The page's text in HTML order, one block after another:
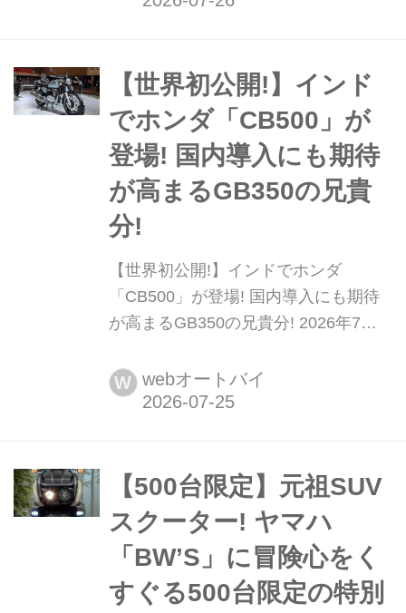
【世界初公開!】インド
でホンダ「CB500」が
登場! 国内導入にも期待
が高まるGB350の兄貴
分!
【世界初公開!】インドでホンダ
「CB500」が登場! 国内導入にも期待
が高まるGB350の兄貴分! 2026年7月
定のニューモデル10機種を発表。その
目玉として空冷シングルエンジン搭載
報はまだないが、国内でGB350シリー
ズとして大人気を誇るモデルの兄貴分
の登場だけに期...
W webオートバイ
【500台限定】元祖SUV
スクーター! ヤマハ
「BW’S」に冒険心をく
すぐる500台限定の特別